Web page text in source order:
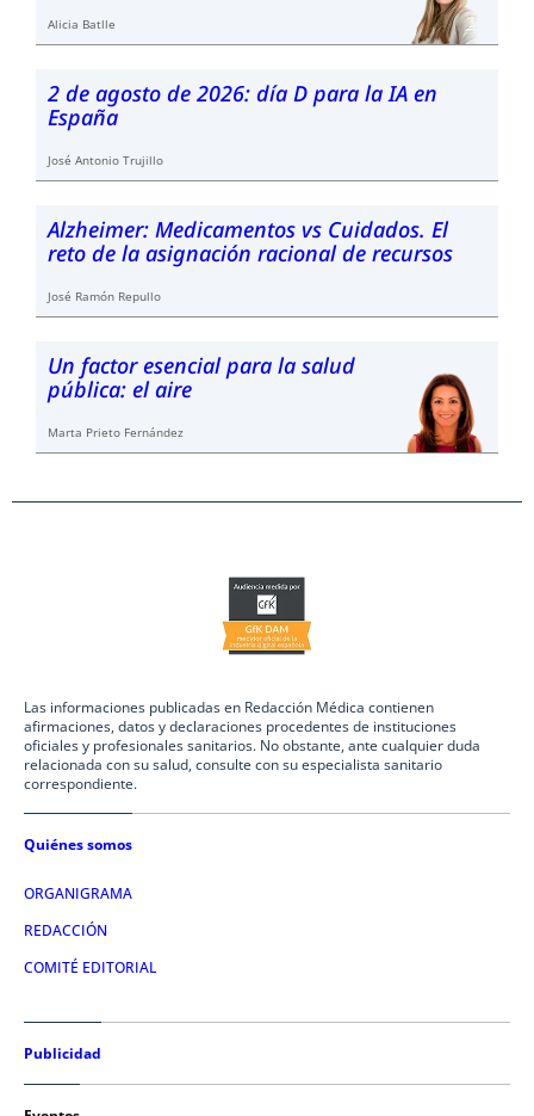
Alicia Batlle
2 de agosto de 2026: día D para la IA en
España
José Antonio Trujillo
Alzheimer: Medicamentos vs Cuidados. El
reto de la asignación racional de recursos
José Ramón Repullo
Un factor esencial para la salud
pública: el aire
Marta Prieto Fernández
Las informaciones publicadas en Redacción Médica contienen
afirmaciones, datos y declaraciones procedentes de instituciones
oficiales y profesionales sanitarios. No obstante, ante cualquier duda
relacionada con su salud, consulte con su especialista sanitario
correspondiente.
Quiénes somos
ORGANIGRAMA
REDACCIÓN
COMITÉ EDITORIAL
Publicidad